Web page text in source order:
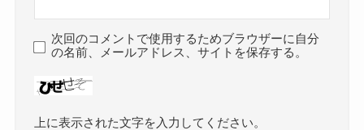
次回のコメントで使用するためブラウザーに自分
の名前、メールアドレス、サイトを保存する。
上に表示された文字を入力してください。